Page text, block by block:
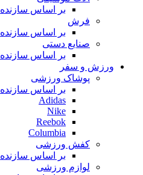
بر اساس سازنده
فرش
بر اساس سازنده
صنایع دستی
بر اساس سازنده
ورزش و سفر
پوشاک ورزشی
بر اساس سازنده
Adidas
Nike
Reebok
Columbia
کفش ورزشی
بر اساس سازنده
لوازم ورزشی